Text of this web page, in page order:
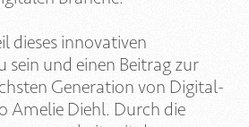
dieses innovativen
sein und einen Beitrag zur
Generation von Digital-
Amelie Diehl. Durch die